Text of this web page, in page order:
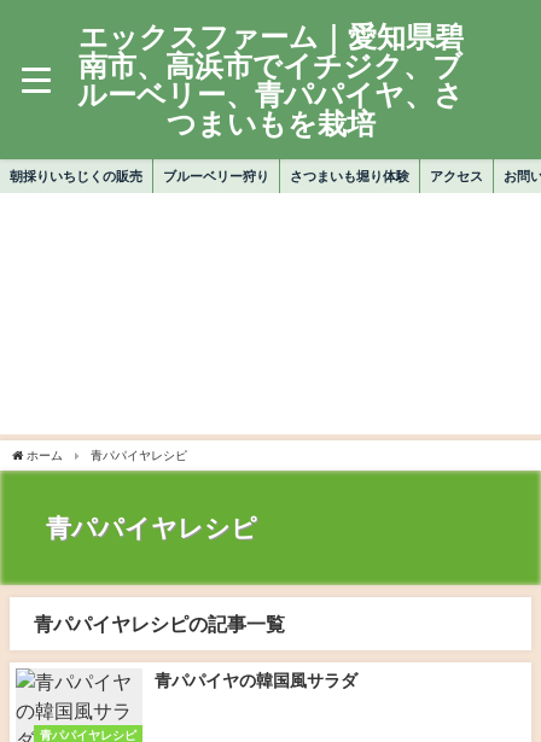
エックスファーム｜愛知県碧
南市、高浜市でイチジク、ブ
ルーベリー、青パパイヤ、さ
つまいもを栽培
朝採りいちじくの販売 ブルーベリー狩り さつまいも堀り体験 アクセス お問
ホーム 青パパイヤレシピ
青パパイヤレシピ
青パパイヤレシピの記事一覧
青パパイヤレシピ
青パパイヤの韓国風サラダ